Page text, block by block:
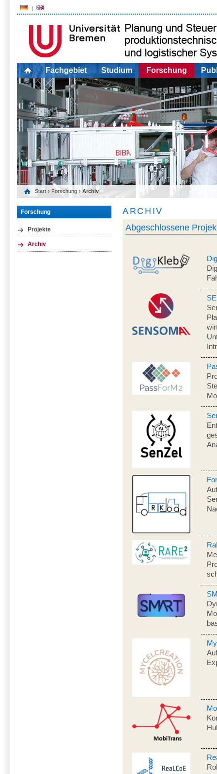
Fachgebiet Studium Forschung
Start › Forschung › Archiv
Forschung
Projekte
Archiv
ARCHIV
Abgeschlossene